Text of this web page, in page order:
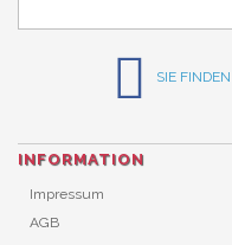
SIE
INFORMATION
Impressum
AGB